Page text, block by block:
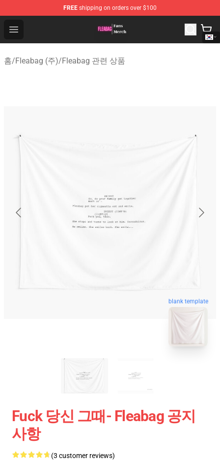
FREE shipping on orders over $100
Open menu
Fleabag Store - Official Fleabag Merchandise Shop
홈/Fleabag (주)/Fleabag 관련 상품
blank template
Fuck 당신 그때- Fleabag 공지
사항
(3 customer reviews)